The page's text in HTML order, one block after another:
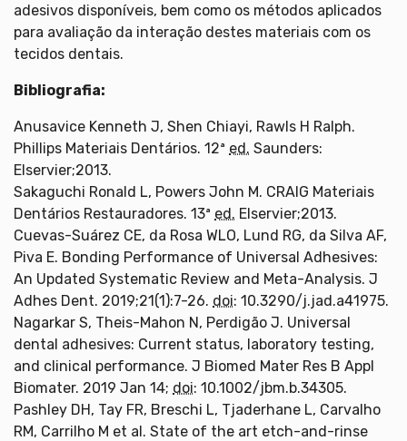
adesivos disponíveis, bem como os métodos aplicados
para avaliação da interação destes materiais com os
tecidos dentais.
Bibliografia:
Anusavice Kenneth J, Shen Chiayi, Rawls H Ralph.
Phillips Materiais Dentários. 12ª ed. Saunders:
Elservier;2013.
Sakaguchi Ronald L, Powers John M. CRAIG Materiais
Dentários Restauradores. 13ª ed. Elservier;2013.
Cuevas-Suárez CE, da Rosa WLO, Lund RG, da Silva AF,
Piva E. Bonding Performance of Universal Adhesives:
An Updated Systematic Review and Meta-Analysis. J
Adhes Dent. 2019;21(1):7-26. doi: 10.3290/j.jad.a41975.
Nagarkar S, Theis-Mahon N, Perdigão J. Universal
dental adhesives: Current status, laboratory testing,
and clinical performance. J Biomed Mater Res B Appl
Biomater. 2019 Jan 14; doi: 10.1002/jbm.b.34305.
Pashley DH, Tay FR, Breschi L, Tjaderhane L, Carvalho
RM, Carrilho M et al. State of the art etch-and-rinse